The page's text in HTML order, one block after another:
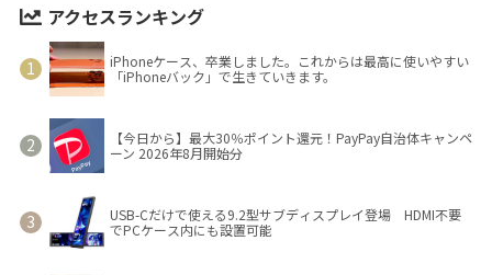
アクセスランキング
iPhoneケース、卒業しました。これからは最高に使いやすい
「iPhoneバック」で生きていきます。
【今日から】最大30％ポイント還元！PayPay自治体キャンペ
ーン 2026年8月開始分
USB-Cだけで使える9.2型サブディスプレイ登場 HDMI不要
でPCケース内にも設置可能